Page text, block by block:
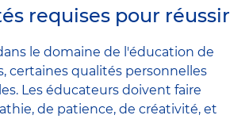
requises pour réussir
le domaine de l'éducation de
certaines qualités personnelles
Les éducateurs doivent faire
de patience, de créativité, et